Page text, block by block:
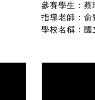
參賽學生：蔡
指導老師：俞
學校名稱：國